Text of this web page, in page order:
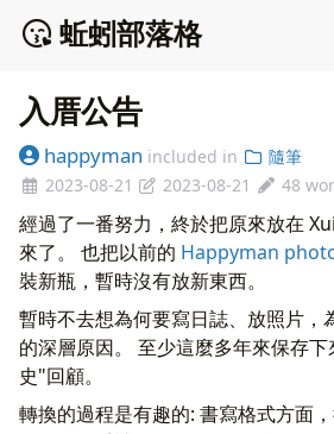
蚯蚓部落格
入厝公告
happyman included in
隨筆
2023-08-21
2023-08-21 48
經過了一番努力，終於把原來放在
來了。 也把以前的 Happyman
裝新瓶，暫時沒有放新東西。
暫時不去想為何要寫日誌、放照片，
的深層原因。 至少這麼多年來保存
史"回顧。
轉換的過程是有趣的: 書寫格式方面